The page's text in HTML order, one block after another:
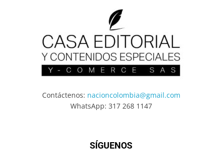
Contáctenos: nacioncolombia@gmail.com
WhatsApp: 317 268 1147
SÍGUENOS